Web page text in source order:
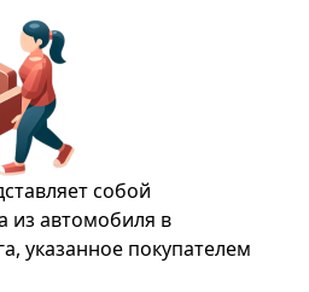
собой
из автомобиля в
указанное покупателем